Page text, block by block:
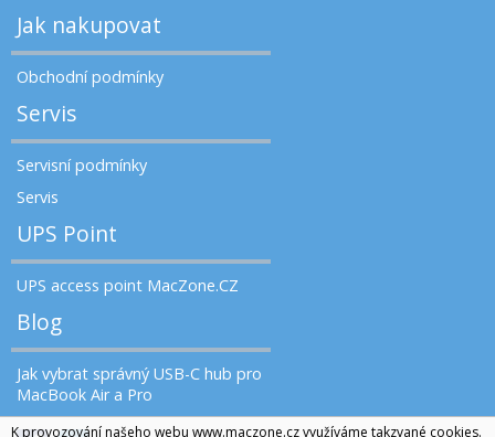
Jak nakupovat
Obchodní podmínky
Servis
Servisní podmínky
Servis
UPS Point
UPS access point MacZone.CZ
Blog
Jak vybrat správný USB-C hub pro
MacBook Air a Pro
K provozování našeho webu www.maczone.cz využíváme takzvané cookies.